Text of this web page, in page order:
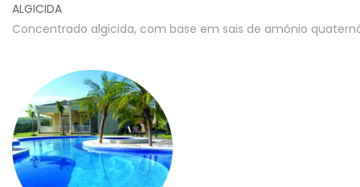
ALGICIDA
Concentrado algicida, com base em sais de amónio